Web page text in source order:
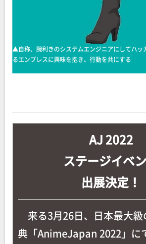
▲自称、腕利きのシステムエンジニアにしてハッ
るエンプレスに興味を抱き、行動を共にする
AJ 2022
ステージイベ
出展決定！
来る3月26日、日本最大
典「AnimeJapan 2022」に